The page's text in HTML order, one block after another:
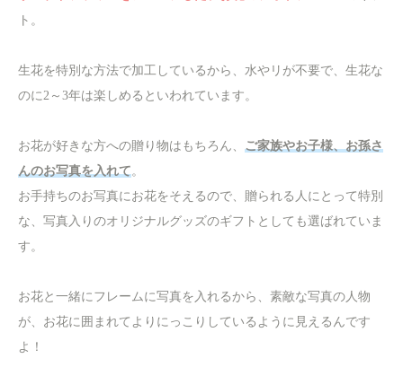
ト。
生花を特別な方法で加工しているから、水やリが不要で、生花な
のに2～3年は楽しめるといわれています。
お花が好きな方への贈り物はもちろん、 ご家族やお子様、お孫さ
んのお写真を入れて。
お手持ちのお写真にお花をそえるので、贈られる人にとって特別
な、写真入りのオリジナルグッズのギフトとしても選ばれていま
す。
お花と一緒にフレームに写真を入れるから、素敵な写真の人物
が、お花に囲まれてよりにっこりしているように見えるんです
よ！